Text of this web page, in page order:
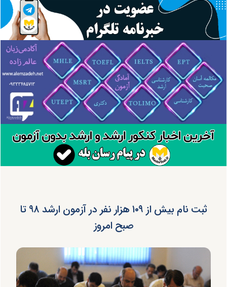
ثبت نام بیش از ۱۰۹ هزار نفر در آزمون ارشد ۹۸ تا
صبح امروز